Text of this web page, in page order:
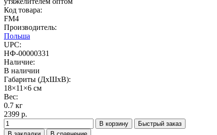
Код товара:
FM4
Производитель:
Польша
UPC:
НФ-00000331
Наличие:
В наличии
Габариты (ДхШхВ):
18×11×6 см
Вес:
0.7 кг
2399 р.
В корзину
Быстрый заказ